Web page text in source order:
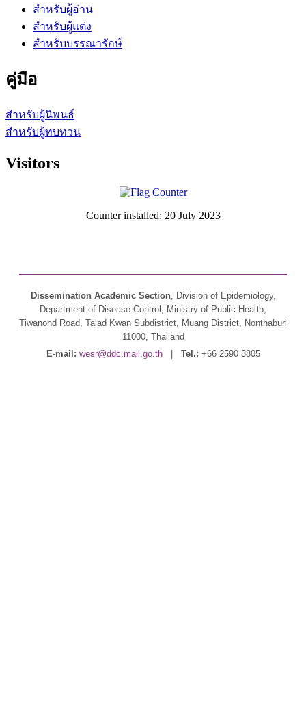
สำหรับผู้อ่าน
สำหรับผู้แต่ง
สำหรับบรรณารักษ์
คู่มือ
สำหรับผู้นิพนธ์
สำหรับผู้ทบทวน
Visitors
Counter installed: 20 July 2023
Dissemination Academic Section, Division of Epidemiology,
Department of Disease Control, Ministry of Public Health,
Tiwanond Road, Talad Kwan Subdistrict, Muang District, Nonthaburi
11000, Thailand
E-mail: wesr@ddc.mail.go.th| Tel.: +66 2590 3805